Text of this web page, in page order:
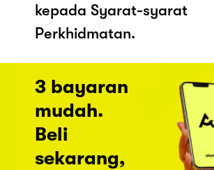
kepada Syarat-syarat
Perkhidmatan.
3 bayaran
mudah.
Beli
sekarang,